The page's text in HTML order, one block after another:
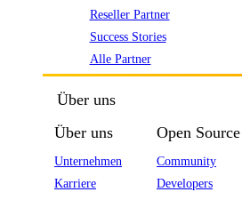
Reseller Partner
Success Stories
Alle Partner
Über uns
Über uns
Unternehmen
Karriere
Open Source
Community
Developers